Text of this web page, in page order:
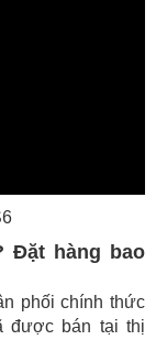
Đặt hàng bao
phối chính thức
được bán tại thị